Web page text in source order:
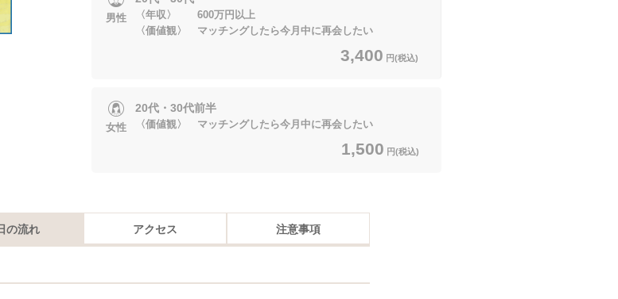
男性
〈年収〉 600万円以上
〈価値観〉 マッチングしたら今月中に再会したい
3,400 円(税込)
女性
20代・30代前半
〈価値観〉 マッチングしたら今月中に再会したい
1,500 円(税込)
の流れ アクセス 注意事項